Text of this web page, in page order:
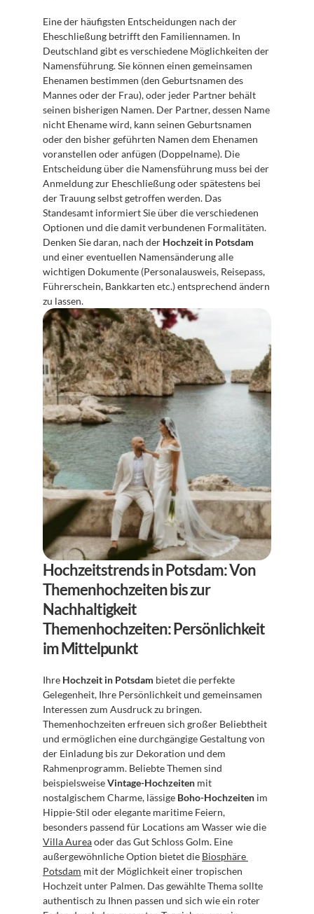
Eine der häufigsten Entscheidungen nach der
Eheschließung betrifft den Familiennamen. In
Deutschland gibt es verschiedene Möglichkeiten der
Namensführung. Sie können einen gemeinsamen
Ehenamen bestimmen (den Geburtsnamen des
Mannes oder der Frau), oder jeder Partner behält
seinen bisherigen Namen. Der Partner, dessen Name
nicht Ehename wird, kann seinen Geburtsnamen
oder den bisher geführten Namen dem Ehenamen
voranstellen oder anfügen (Doppelname). Die
Entscheidung über die Namensführung muss bei der
Anmeldung zur Eheschließung oder spätestens bei
der Trauung selbst getroffen werden. Das
Standesamt informiert Sie über die verschiedenen
Optionen und die damit verbundenen Formalitäten.
Denken Sie daran, nach der Hochzeit in Potsdam
und einer eventuellen Namensänderung alle
wichtigen Dokumente (Personalausweis, Reisepass,
Führerschein, Bankkarten etc.) entsprechend ändern
zu lassen.
Hochzeitstrends in Potsdam: Von
Themenhochzeiten bis zur
Nachhaltigkeit
Themenhochzeiten: Persönlichkeit
im Mittelpunkt
Ihre Hochzeit in Potsdam bietet die perfekte
Gelegenheit, Ihre Persönlichkeit und gemeinsamen
Interessen zum Ausdruck zu bringen.
Themenhochzeiten erfreuen sich großer Beliebtheit
und ermöglichen eine durchgängige Gestaltung von
der Einladung bis zur Dekoration und dem
Rahmenprogramm. Beliebte Themen sind
beispielsweise Vintage-Hochzeiten mit
nostalgischem Charme, lässige Boho-Hochzeiten im
Hippie-Stil oder elegante maritime Feiern,
Villa Aurea oder das Gut Schloss Golm. Eine
außergewöhnliche Option bietet die Biosphäre
Potsdam mit der Möglichkeit einer tropischen
Hochzeit unter Palmen. Das gewählte Thema sollte
authentisch zu Ihnen passen und sich wie ein roter